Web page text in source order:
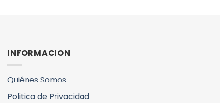
INFORMACION
Quiénes Somos
Politica de Privacidad